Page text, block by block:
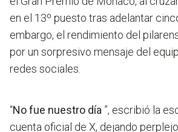
en el 13º puesto tras adelantar
embargo, el rendimiento del
por un sorpresivo mensaje del
redes sociales.
“No fue nuestro día ”, escribió la
cuenta oficial de X, dejando